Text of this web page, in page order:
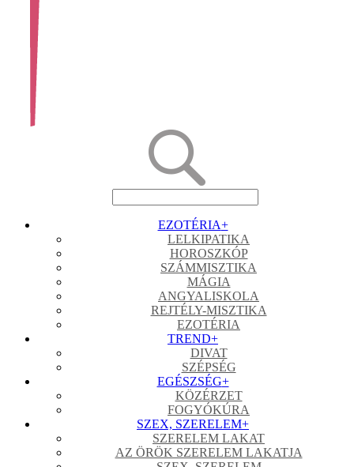
EZOTÉRIA+
LELKIPATIKA
HOROSZKÓP
SZÁMMISZTIKA
MÁGIA
ANGYALISKOLA
REJTÉLY-MISZTIKA
EZOTÉRIA
TREND+
DIVAT
SZÉPSÉG
EGÉSZSÉG+
KÖZÉRZET
FOGYÓKÚRA
SZEX, SZERELEM+
SZERELEM LAKAT
AZ ÖRÖK SZERELEM LAKATJA